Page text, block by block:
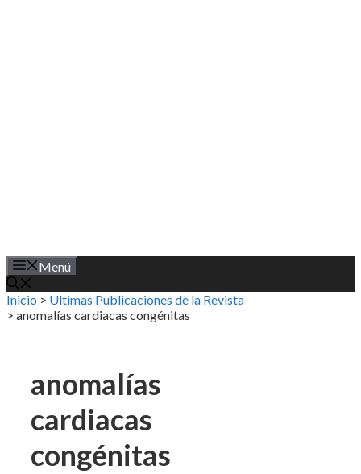
Menú
Inicio > Ultimas Publicaciones de la Revista
> anomalías cardiacas congénitas
anomalías
cardiacas
congénitas